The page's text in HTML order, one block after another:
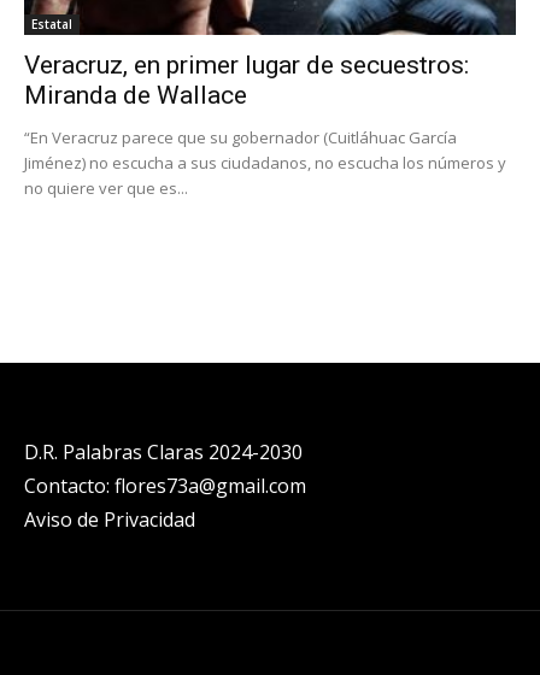
Estatal
Veracruz, en primer lugar de secuestros:
Miranda de Wallace
“En Veracruz parece que su gobernador (Cuitláhuac García
Jiménez) no escucha a sus ciudadanos, no escucha los números y
no quiere ver que es...
D.R. Palabras Claras 2024-2030
Contacto: flores73a@gmail.com
Aviso de Privacidad